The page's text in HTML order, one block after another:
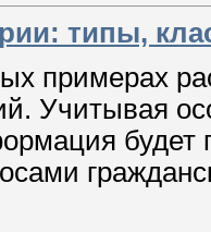
типы,
примерах
Учитывая
будет